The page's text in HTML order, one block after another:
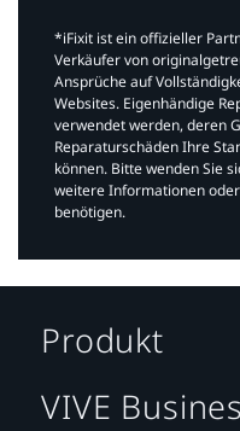
*iFixit ist ein offizieller
Verkäufer von
Ansprüche auf
Websites. Eigenhändige
verwendet werden, deren
Reparaturschäden Ihre
können. Bitte wenden Sie
weitere Informationen
benötigen.​
Produkt
VIVE